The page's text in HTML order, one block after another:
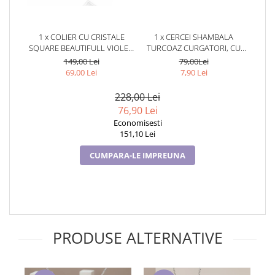
Cadouri pentru Doctori
Martisoare1 x COLIER CU CRISTALE
SQUARE BEAUTIFULL VIOLET,
GARANTIE 6 LUNI
149,00 Lei
69,00 Lei
1 x CERCEI SHAMBALA
TURCOAZ CURGATORI, CU
CRISTALE,
TURCOAZ,TURCOAZ
79,00Lei
7,90 Lei
228,00 Lei
76,90 Lei
Economisesti
151,10 Lei
CUMPARA-LE IMPREUNA
PRODUSE ALTERNATIVE